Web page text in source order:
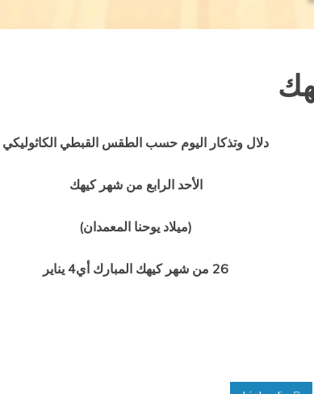
دلال وتذكار اليوم حسب الطقس القبطي الكاثوليكي
الأحد الرابع من شهر كيهك
(ميلاد يوحنا المعمدان)
26 من شهر كيهك المبارك أي4 يناير